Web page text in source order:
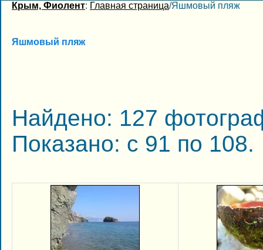
Крым, Фиолент: Главная страница/Яшмовый пляж
Яшмовый пляж
Найдено: 127
Показано: с 91 по 108.